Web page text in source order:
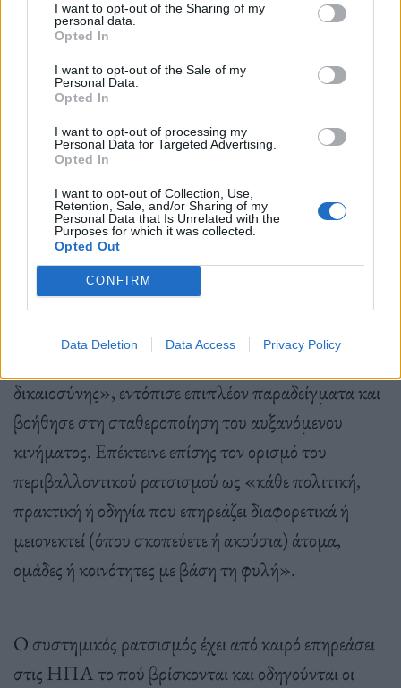
I want to opt-out of the Sharing of my
personal data.
Opted In
I want to opt-out of the Sale of my
Personal Data.
Opted In
I want to opt-out of processing my
Personal Data for Targeted Advertising.
Opted In
I want to opt-out of Collection, Use,
Retention, Sale, and/or Sharing of my
Personal Data that Is Unrelated with the
Purposes for which it was collected.
Opted Out
CONFIRM
Data Deletion Data Access Privacy Policy
αγωνίζεται και ανέδειξε ότι το 75% των τοποθεσιών
επικίνδυνων αποβλήτων σε οκτώ πολιτείες
τοποθετήθηκαν σε έγχρωμες κοινότητες. Η
επακόλουθη έκθεση ορόσημο,
στις Ηνωμένες Πολιτείες, που συντάχθηκε
από τους Chavis και Charles Lee για την Ενωμένη
Εκκλησία του Χριστού, αποκάλυψε ότι αυτό το
μοτίβο ήταν ακόμη πιο διαδεδομένο και
επαναλαμβανόταν σε ολόκληρη τη χώρα.
Ο διαπρεπής κοινωνιολόγος Robert Bullard
δικαιοσύνης», εντόπισε επιπλέον παραδείγματα και
βοήθησε στη σταθεροποίηση του αυξανόμενου
κινήματος. Επέκτεινε επίσης τον ορισμό του
περιβαλλοντικού ρατσισμού ως «κάθε πολιτική,
πρακτική ή οδηγία που επηρεάζει διαφορετικά ή
μειονεκτεί (όπου σκοπεύετε ή ακούσια) άτομα,
ομάδες ή κοινότητες με βάση τη φυλή».
Ο συστημικός ρατσισμός έχει από καιρό επηρεάσει
στις ΗΠΑ το πού βρίσκονται και οδηγούνται οι